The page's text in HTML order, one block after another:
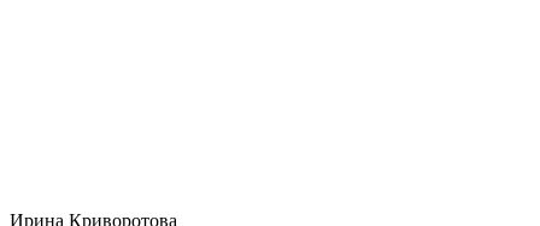
Ирина Криворотова